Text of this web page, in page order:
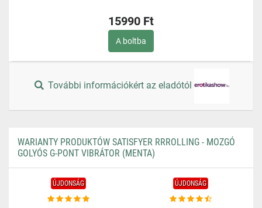
15990 Ft
A boltba
További információkért az eladótól
WARIANTY PRODUKTÓW SATISFYER RRROLLING - MOZGÓ
GOLYÓS G-PONT VIBRÁTOR (MENTA)
ÚJDONSÁG ÚJDONSÁG